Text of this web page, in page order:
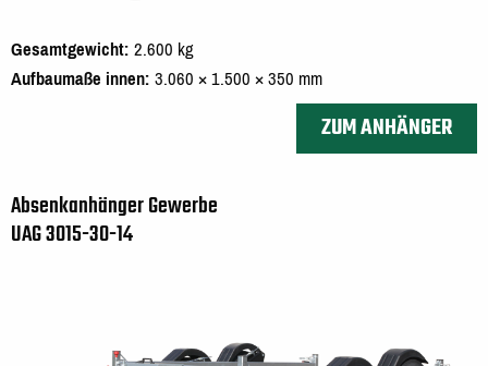
Gesamtgewicht 2.600 kg
Aufbaumaße innen 3.060 × 1.500 × 350 mm
ZUM ANHÄNGER
Absenkanhänger Gewerbe
UAG 3015-30-14